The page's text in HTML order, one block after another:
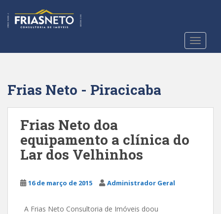
t
Frias Neto - Piracicaba
Frias Neto doa
equipamento a clínica do
Lar dos Velhinhos
16 de março de 2015 Administrador Geral
A Frias Neto Consultoria de Imóveis doou